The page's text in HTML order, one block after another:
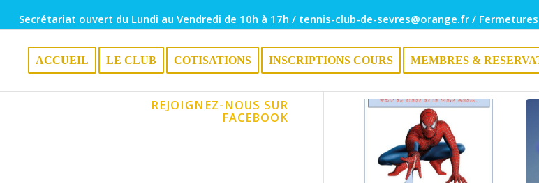
Secrétariat ouvert du Lundi au Vendredi de 10h à 17h / tennis-club-de-sevres@orange.fr /
ACCUEIL LE CLUB COTISATIONS INSCRIPTIONS COURS MEMBRES &
REJOIGNEZ-NOUS SUR
FACEBOOK